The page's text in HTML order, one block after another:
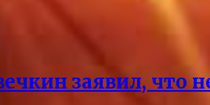
заявил, что